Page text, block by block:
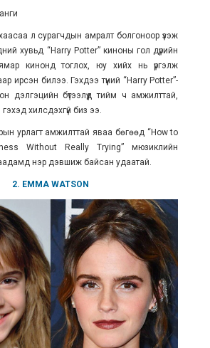
л сурагчдын амралт болгоноор үзэж
хувьд “Harry Potter”киноны гол дүрийн
кинонд тоглох, юу хийх нь үргэлж
ирсэн билээ. Гэхдээ түүний “Harry Potter”-
дэлгэцийн бүтээлүүд тийм ч амжилттай,
хилсдэхгүй биз ээ.
урлагт амжилттай яваа бөгөөд “How to
Without Really Trying” мюзиклийн
нэр дэвшиж байсан удаатай.
2. EMMA WATSON